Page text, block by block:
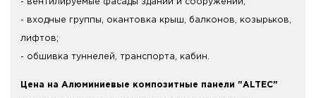
- входные группы, окантовка крыш, балконов, козырьков,
лифтов;
- обшивка туннелей, транспорта, кабин.
Цена на Алюминиевые композитные панели "ALTEC"